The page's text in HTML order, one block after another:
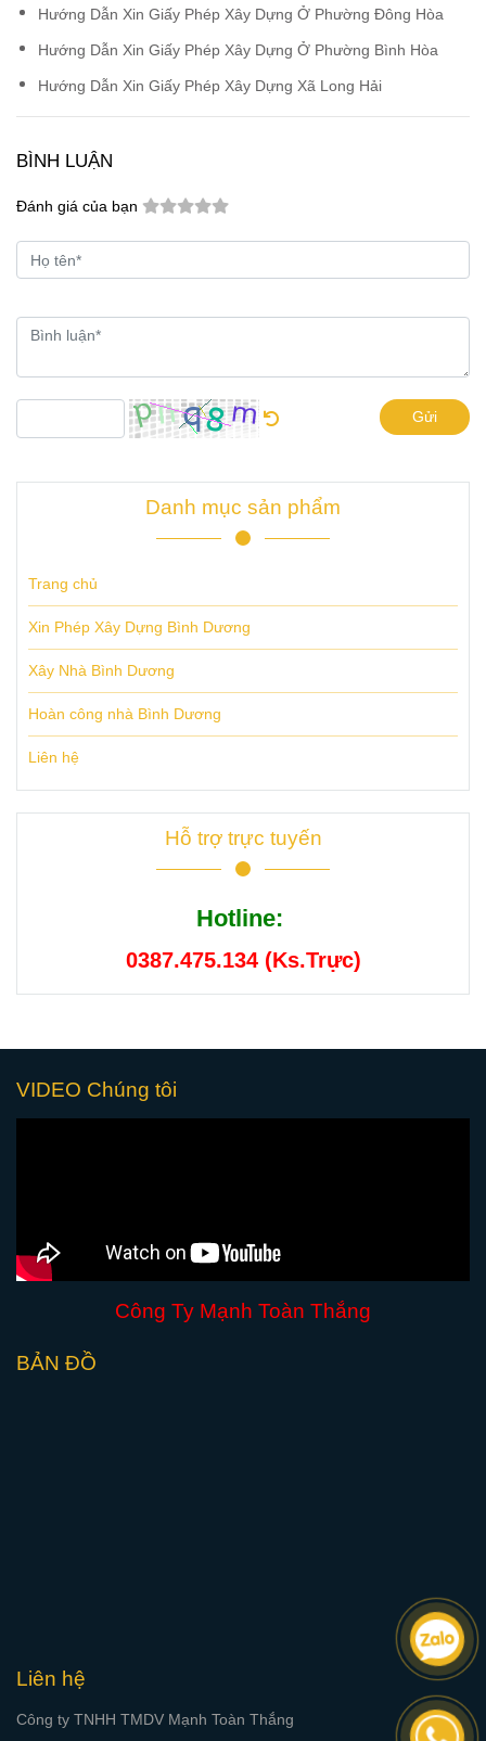
Hướng Dẫn Xin Giấy Phép Xây Dựng Ở Phường Đông Hòa
Hướng Dẫn Xin Giấy Phép Xây Dựng Ở Phường Bình Hòa
Hướng Dẫn Xin Giấy Phép Xây Dựng Xã Long Hải
BÌNH LUẬN
Đánh giá của bạn
Gửi
Danh mục sản phẩm
Trang chủ
Xin Phép Xây Dựng Bình Dương
Xây Nhà Bình Dương
Hoàn công nhà Bình Dương
Liên hệ
Hỗ trợ trực tuyến
Hotline:
0387.475.134 (Ks.Trực)
VIDEO Chúng tôi
Công Ty Mạnh Toàn Thắng
BẢN ĐỒ
Liên hệ
Công ty TNHH TMDV Mạnh Toàn Thắng